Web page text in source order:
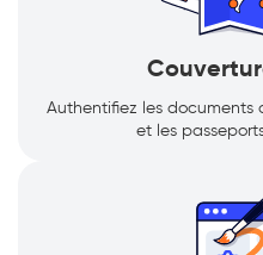
Authentifiez les documents
et les